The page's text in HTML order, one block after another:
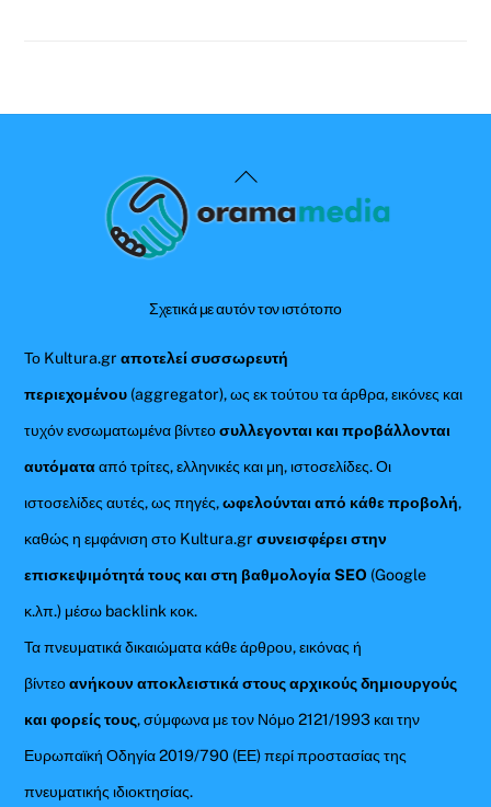
Back
To
Σχετικά με αυτόν τον ιστότοπο
Το Kultura.grαποτελεί συσσωρευτή
περιεχομένου (aggregator), ως εκ τούτου τα άρθρα, εικόνες και
τυχόν ενσωματωμένα βίντεοσυλλεγονται και προβάλλονται
αυτόματααπό τρίτες, ελληνικές και μη, ιστοσελίδες. Οι
ιστοσελίδες αυτές, ως πηγές,ωφελούνται από κάθε προβολή,
καθώς η εμφάνιση στο Kultura.gr συνεισφέρει στην
επισκεψιμότητά τους και στη βαθμολογία SEO (Google
κ.λπ.) μέσω backlink κοκ.
Τα πνευματικά δικαιώματα κάθε άρθρου, εικόνας ή
βίντεοανήκουν αποκλειστικά στους αρχικούς δημιουργούς
και φορείς τους, σύμφωνα με τον Νόμο 2121/1993 και την
Ευρωπαϊκή Οδηγία 2019/790 (ΕΕ) περί προστασίας της
πνευματικής ιδιοκτησίας.